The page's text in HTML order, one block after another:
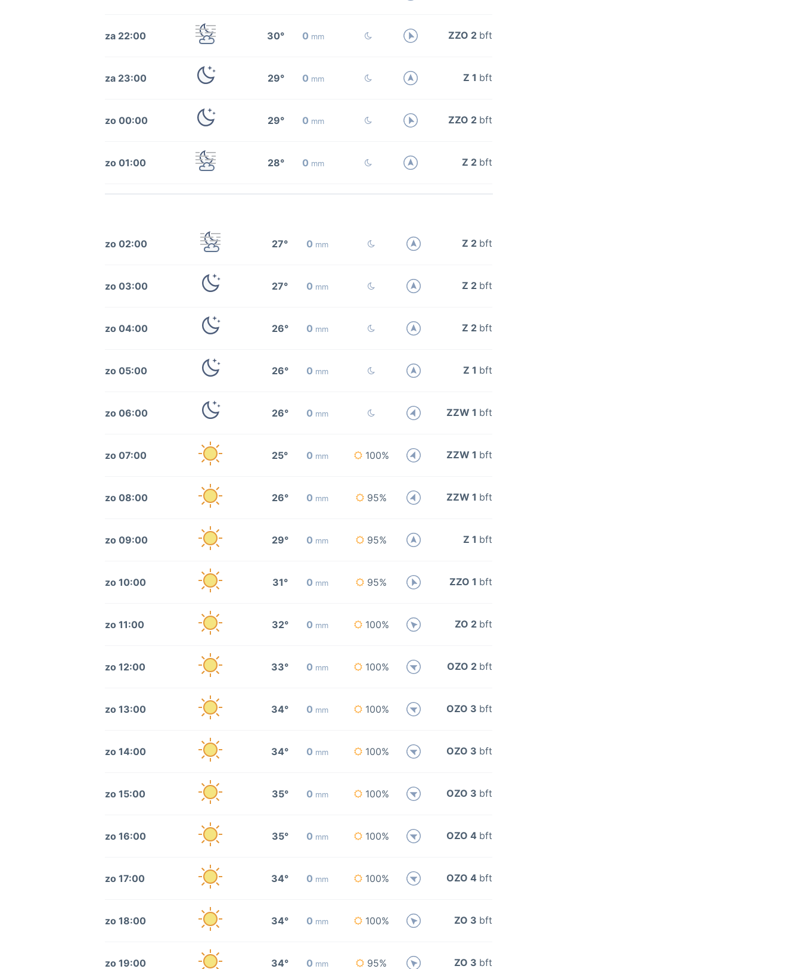
za 22:00 30° 0 mm ZZO 2 bft
za 23:00 29° 0 mm Z 1 bft
zo 00:00 29° 0 mm ZZO 2 bft
zo 01:00 28° 0 mm Z 2 bft
zo 02:00 27° 0 mm Z 2 bft
zo 03:00 27° 0 mm Z 2 bft
zo 04:00 26° 0 mm Z 2 bft
zo 05:00 26° 0 mm Z 1 bft
zo 06:00 26° 0 mm ZZW 1 bft
zo 07:00 25° 0 mm 100% ZZW 1 bft
zo 08:00 26° 0 mm 95% ZZW 1 bft
zo 09:00 29° 0 mm 95% Z 1 bft
zo 10:00 31° 0 mm 95% ZZO 1 bft
zo 11:00 32° 0 mm 100% ZO 2 bft
zo 12:00 33° 0 mm 100% OZO 2 bft
zo 13:00 34° 0 mm 100% OZO 3 bft
zo 14:00 34° 0 mm 100% OZO 3 bft
zo 15:00 35° 0 mm 100% OZO 3 bft
zo 16:00 35° 0 mm 100% OZO 4 bft
zo 17:00 34° 0 mm 100% OZO 4 bft
zo 18:00 34° 0 mm 100% ZO 3 bft
zo 19:00 34° 0 mm 95% ZO 3 bft